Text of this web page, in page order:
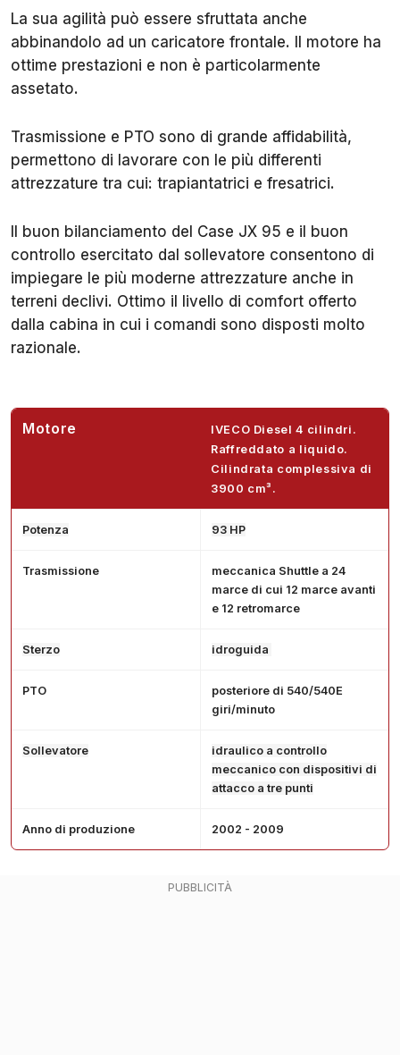
La sua agilità può essere sfruttata anche
abbinandolo ad un caricatore frontale. Il motore ha
ottime prestazioni e non è particolarmente
assetato.
Trasmissione e PTO sono di grande affidabilità,
permettono di lavorare con le più differenti
attrezzature tra cui: trapiantatrici e fresatrici.
Il buon bilanciamento del Case JX 95 e il buon
controllo esercitato dal sollevatore consentono di
impiegare le più moderne attrezzature anche in
terreni declivi. Ottimo il livello di comfort offerto
dalla cabina in cui i comandi sono disposti molto
razionale.
Motore
IVECO Diesel 4 cilindri.
Raffreddato a liquido.
Cilindrata complessiva di
3900 cm³.
Potenza 93 HP
Trasmissione
meccanica Shuttle a 24
marce di cui 12 marce avanti
e 12 retromarce
Sterzo idroguida
PTO
posteriore di 540/540E
giri/minuto
Sollevatore
idraulico a controllo
meccanico con dispositivi di
attacco a tre punti
Anno di produzione 2002 - 2009